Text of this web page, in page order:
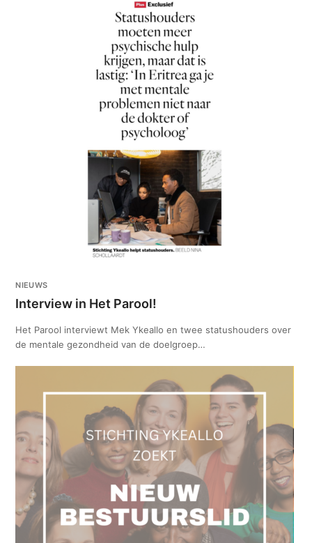
NIEUWS
Interview in Het Parool!
Het Parool interviewt Mek Ykeallo en twee statushouders over
de mentale gezondheid van de doelgroep…